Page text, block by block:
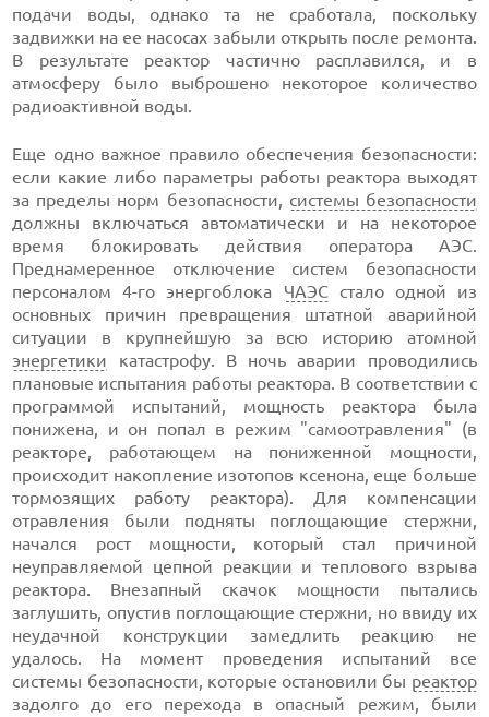
подачи воды, однако та не сработала, поскольку
задвижки на ее насосах забыли открыть после ремонта.
В результате реактор частично расплавился, и в
атмосферу было выброшено некоторое количество
радиоактивной воды.
Еще одно важное правило обеспечения безопасности:
если какие либо параметры работы реактора выходят
за пределы норм безопасности, системы безопасности
должны включаться автоматически и на некоторое
время блокировать действия оператора АЭС.
Преднамеренное отключение систем безопасности
персоналом 4-го энергоблока ЧАЭСстало одной из
основных причин превращения штатной аварийной
ситуации в крупнейшую за всю историю атомной
энергетики катастрофу. В ночь аварии проводились
плановые испытания работы реактора. В соответствии с
программой испытаний, мощность реактора была
понижена, и он попал в режим "самоотравления" (в
реакторе, работающем на пониженной мощности,
происходит накопление изотопов ксенона, еще больше
тормозящих работу реактора). Для компенсации
отравления были подняты поглощающие стержни,
начался рост мощности, который стал причиной
неуправляемой цепной реакции и теплового взрыва
реактора. Внезапный скачок мощности пытались
заглушить, опустив поглощающие стержни, но ввиду их
неудачной конструкции замедлить реакцию не
удалось. На момент проведения испытаний все
системы безопасности, которые остановили бы реактор
задолго до его перехода в опасный режим, были